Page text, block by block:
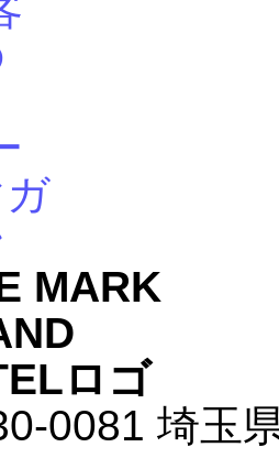
0081 埼玉